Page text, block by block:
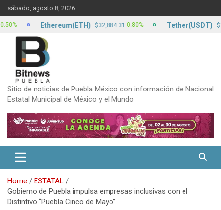
Skip
to
content
sábado, agosto 8, 2026
Sitio de noticias de Puebla México con información de Nacional
Estatal Municipal de México y el Mundo
Home
ESTATAL
Gobierno de Puebla impulsa empresas inclusivas con el
Distintivo “Puebla Cinco de Mayo”
Ethereum(ETH) $32,884.31 0.80% Tether(USDT) $17.12